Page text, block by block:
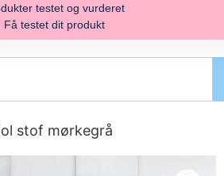
testet og vurderet
Få testet dit produkt
stof mørkegrå